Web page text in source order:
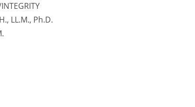
LL.M., Ph.D.